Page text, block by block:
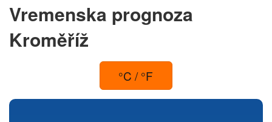
Vremenska prognoza
Kroměříž
°C / °F